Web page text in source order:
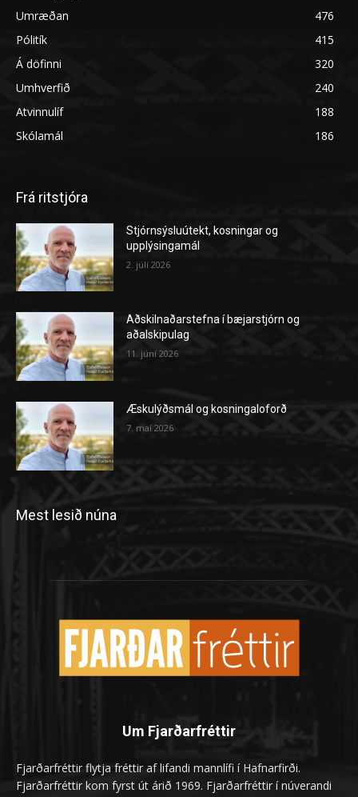
Umræðan
476
Pólitík
415
Á döfinni
320
Umhverfið
240
Atvinnulíf
188
Skólamál
186
Frá ritstjóra
Stjórnsýsluútekt, kosningar og
upplýsingamál
2. júlí 2026
Aðskilnaðarstefna í bæjarstjórn og
aðalskipulag
11. júní 2026
Æskulýðsmál og kosningaloforð
7. maí 2026
Mest lesið núna
Um Fjarðarfréttir
Fjarðarfréttir flytja fréttir af lifandi mannlífi í Hafnarfirði.
Fjarðarfréttir kom fyrst út árið 1969. Fjarðarfréttir í núverandi